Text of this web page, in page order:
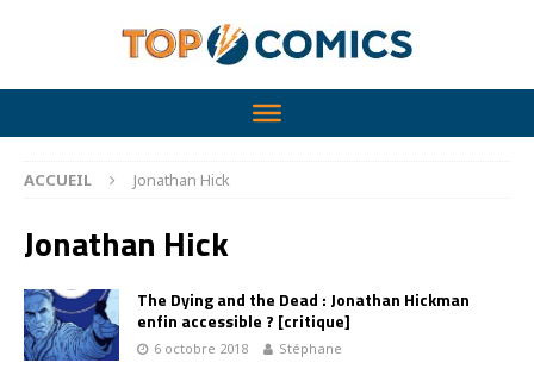
ACCUEIL Jonathan Hick
Jonathan Hick
The Dying and the Dead : Jonathan Hickman
enfin accessible ? [critique]
6 octobre 2018 Stéphane